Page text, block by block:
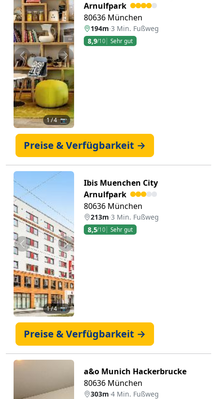
Zurück Weiter
1/ 4 📷
Arnulfpark
80636 München
194m·3 Min. Fußweg
8,9/10 Sehr gut
Preise & Verfügbarkeit →
Zurück Weiter
1/ 4 📷
Ibis Muenchen City
Arnulfpark
80636 München
213m·3 Min. Fußweg
8,5/10 Sehr gut
Preise & Verfügbarkeit →
a&o Munich Hackerbrucke
80636 München
303m·4 Min. Fußweg